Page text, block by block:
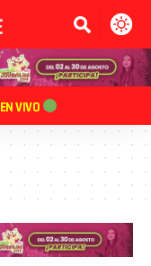
EN VIVO